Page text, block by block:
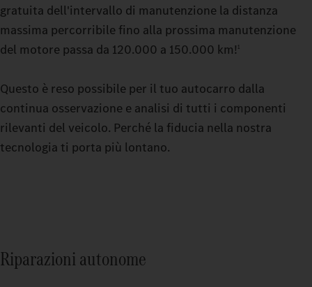
gratuita dell'intervallo di manutenzione la distanza
massima percorribile fino alla prossima manutenzione
del motore passa da 120.000 a 150.000 km! 1
Questo è reso possibile per il tuo autocarro dalla
continua osservazione e analisi di tutti i componenti
rilevanti del veicolo. Perché la fiducia nella nostra
tecnologia ti porta più lontano.
Riparazioni autonome